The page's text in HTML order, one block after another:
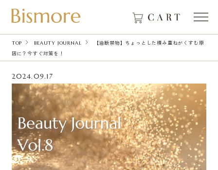
TOP BEAUTY JOURNAL
【油断禁物】ちょっとした積み重ねがくすむ原
因に？今すぐ対策を！
2024.09.17